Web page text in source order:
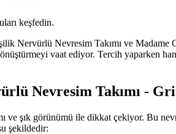
keşfedin.
Nevresim Takımı ve Madame
vaat ediyor. Tercih
Nevresim Takımı - Gri
şık görünümü ile dikkat çekiyor. Bu
şekildedir: